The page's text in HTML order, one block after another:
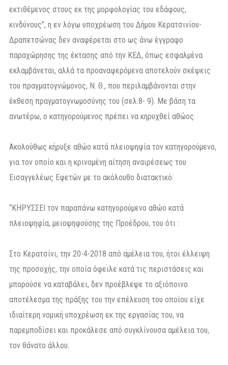
εκτιθέμενος στους εκ της μορφολογίας του εδάφους,
κινδύνους”, η εν λόγω υποχρέωση του Δήμου Κερατσινίου-
Δραπετσώνας δεν αναφέρεται στο ως άνω έγγραφο
παραχώρησης της έκτασης από την ΚΕΔ, όπως εσφαλμένα
εκλαμβάνεται, αλλά τα προαναφερόμενα αποτελούν σκέψεις
του πραγματογνώμονος, Ν. Θ., που περιλαμβάνονται στην
έκθεση πραγματογνωμοσύνης του (σελ.8- 9). Με βάση τα
ανωτέρω, ο κατηγορούμενος πρέπει να κηρυχθεί αθώος.
Ακολούθως κήρυξε αθώο κατά πλειοψηφία τον κατηγορούμενο,
για τον οποίο και η κρινομένη αίτηση αναιρέσεως του
Εισαγγελέως Εφετών με το ακόλουθο διατακτικό:
“ΚΗΡΥΣΣΕΙ τον παραπάνω κατηγορούμενο αθώο κατά
πλειοψηφία, μειοψηφούσης της Προέδρου, του ότι :
Στο Κερατσίνι, την 20-4-2018 από αμέλεια του, ήτοι έλλειψη
της προσοχής, την οποία όφειλε κατά τις περιστάσεις και
μπορούσε να καταβάλει, δεν προέβλεψε το αξιόποινο
αποτέλεσμα της πράξης του την επέλευση του οποίου είχε
ιδιαίτερη νομική υποχρέωση εκ της εργασίας του, να
παρεμποδίσει και προκάλεσε από συγκλίνουσα αμέλεια του,
τον θάνατο άλλου.